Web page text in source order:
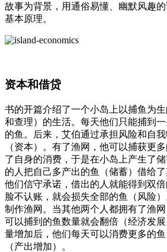
故事为背景，用通俗易懂、幽默风趣
基本原理。
资本和借贷
书的开篇介绍了一个小岛上以捕鱼为
和查理）的生活。每天他们只能捕到
的鱼。后来，艾伯通过承担风险和自
（资本）。有了渔网，他可以捕获更
了自身的消费，于是在小岛上产生了储
的人把自己多产出的鱼（储蓄）借给
他们信守承诺，借出的人就能得到双
脸不认账，就会损失全部的鱼（风险
制作渔网。当其他两个人都拥有了渔
可以捕到的鱼数量就会翻倍（经济发
量增加后，他们每天可以消费更多的
（产出增加）。